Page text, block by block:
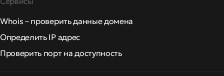
Whois – проверить данные домена
Определить IP адрес
Проверить порт на доступность